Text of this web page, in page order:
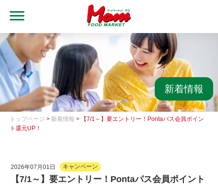
トップ
ブランド・店舗
マムアプリ
マムEdy
ネットスーパー
グループ一覧
新着情報
トップページ > 新着情報 > 【7/1～】要エントリー！Pontaパス会員ポイン
ト還元UP！
2026年07月01日 キャンペーン
【7/1～】要エントリー！Pontaパス会員ポイント